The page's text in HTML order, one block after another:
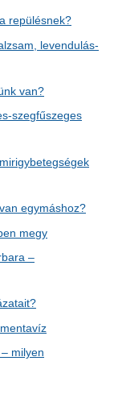
repülésnek?
levendulás-
van?
szegfűszeges
egymáshoz?
megy
–
milyen